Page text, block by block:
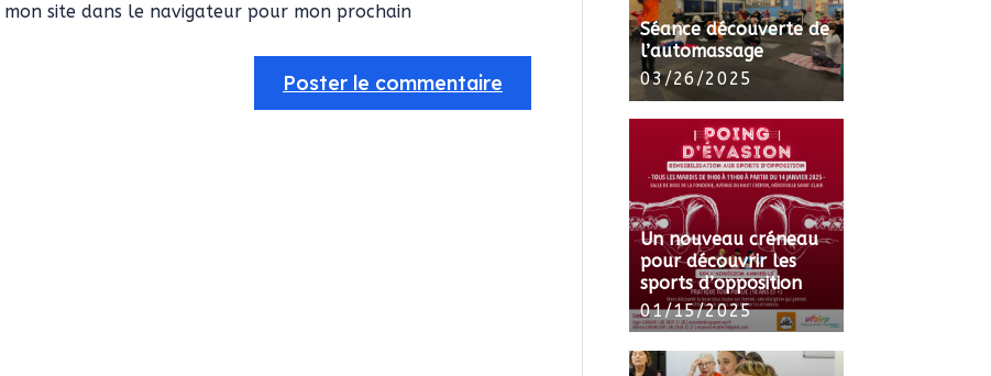
site dans le navigateur pour mon prochain
Séance découverte de
l’automassage
03/26/2025
Un nouveau créneau
pour découvrir les
sports d’opposition
01/15/2025